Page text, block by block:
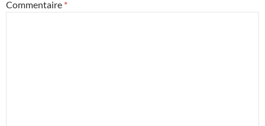
Commentaire *